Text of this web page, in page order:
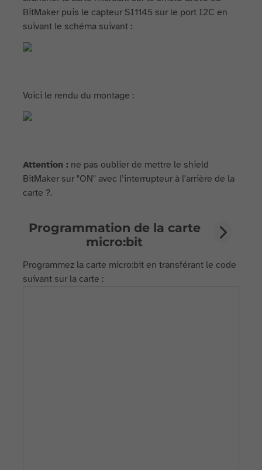
BitMaker puis le capteur SI1145 sur le port I2C en
suivant le schéma suivant :
Voici le rendu du montage :
Attention : ne pas oublier de mettre le shield
BitMaker sur "ON" avec l’interrupteur à l'arrière de la
carte ?.
Programmation de la carte
micro:bit
Programmez la carte micro:bit en transférant le code
suivant sur la carte :